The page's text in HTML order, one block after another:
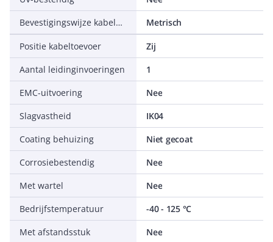
Bevestigingswijze kabelwartel
Metrisch
Positie kabeltoevoer
Zij
Aantal leidinginvoeringen
1
EMC-uitvoering
Nee
Slagvastheid
IK04
Coating behuizing
Niet gecoat
Corrosiebestendig
Nee
Met wartel
Nee
Bedrijfstemperatuur
-40 - 125 °C
Met afstandsstuk
Nee